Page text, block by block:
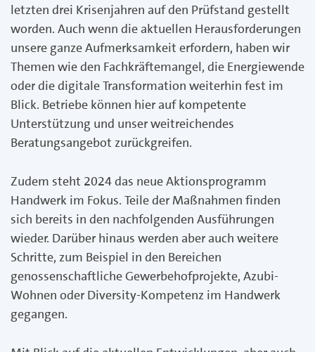
letzten drei Krisenjahren auf den Prüfstand gestellt
worden. Auch wenn die aktuellen Herausforderungen
unsere ganze Aufmerksamkeit erfordern, haben wir
Themen wie den Fachkräftemangel, die Energiewende
oder die digitale Transformation weiterhin fest im
Blick. Betriebe können hier auf kompetente
Unterstützung und unser weitreichendes
Beratungsangebot zurückgreifen.
Zudem steht 2024 das neue Aktionsprogramm
Handwerk im Fokus. Teile der Maßnahmen finden
sich bereits in den nachfolgenden Ausführungen
wieder. Darüber hinaus werden aber auch weitere
Schritte, zum Beispiel in den Bereichen
genossenschaftliche Gewerbehofprojekte, Azubi-
Wohnen oder Diversity-Kompetenz im Handwerk
gegangen.